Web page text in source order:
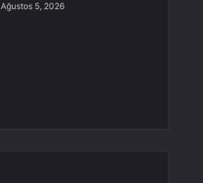
Ağustos 5, 2026